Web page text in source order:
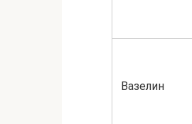
Вазелин